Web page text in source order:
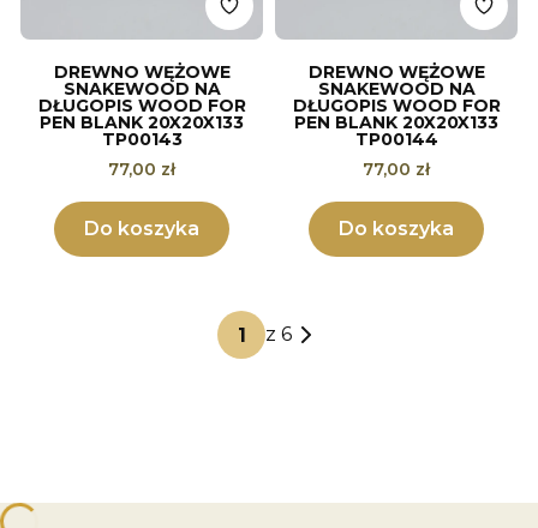
DREWNO WĘŻOWE
SNAKEWOOD NA
DŁUGOPIS WOOD FOR
PEN BLANK 20X20X133
TP00143
Cena
77,00 zł
Do koszyka
DREWNO WĘŻOWE
SNAKEWOOD NA
DŁUGOPIS WOOD FOR
PEN BLANK 20X20X133
TP00144
Cena
77,00 zł
Do koszyka
z 6